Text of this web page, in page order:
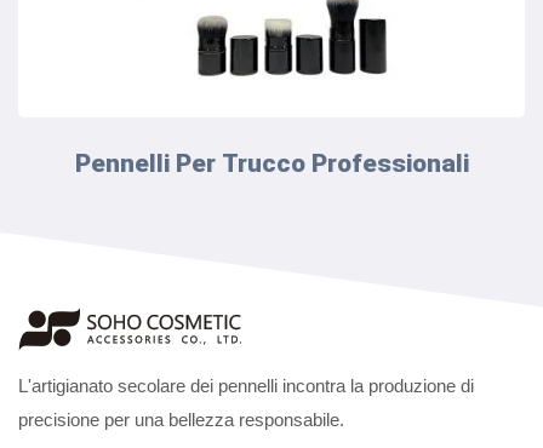
Pennelli Per Trucco Professionali
L'artigianato secolare dei pennelli incontra la produzione di
precisione per una bellezza responsabile.